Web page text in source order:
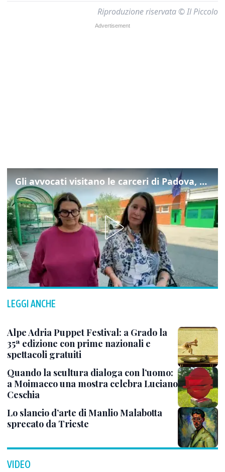
Riproduzione riservata © Il Piccolo
Gli avvocati visitano le carceri di Padova, ecco cosa hanno trovato
LEGGI ANCHE
Alpe Adria Puppet Festival: a Grado la
35ª edizione con prime nazionali e
spettacoli gratuiti
Quando la scultura dialoga con l’uomo:
a Moimacco una mostra celebra Luciano
Ceschia
Lo slancio d’arte di Manlio Malabotta
sprecato da Trieste
VIDEO